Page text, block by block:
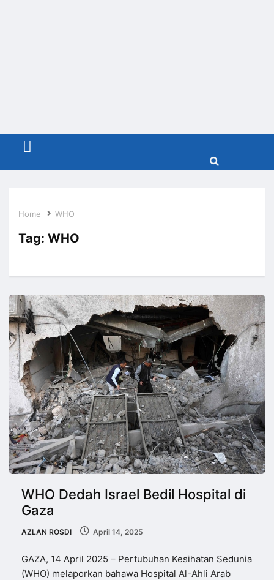
Menu
Home WHO
Tag: WHO
WHO Dedah Israel Bedil Hospital di
Gaza
AZLAN ROSDI April 14, 2025
GAZA, 14 April 2025 – Pertubuhan Kesihatan Sedunia
(WHO) melaporkan bahawa Hospital Al-Ahli Arab